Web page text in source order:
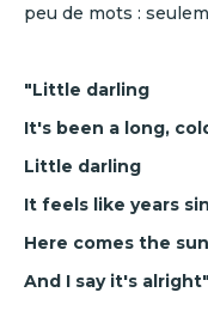
peu de mots :
"Little darling
It's been a long,
Little darling
It feels like years
Here comes the sun
And I say it's alright"